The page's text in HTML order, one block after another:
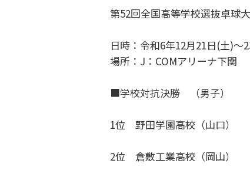
第52回全国高等学校選抜卓球
日時：令和6年12月21日(土)～
場所：J：COMアリーナ下関
■学校対抗決勝 （男子）
1位 野田学園高校（山口）
2位 倉敷工業高校（岡山）